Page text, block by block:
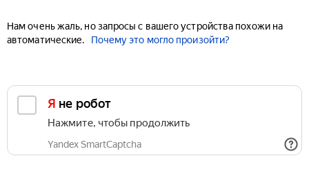
Нам очень жаль, но запросы с вашего устройства похожи на
автоматические.
Почему это могло произойти?
Я не робот
Нажмите, чтобы продолжить
Yandex SmartCaptcha